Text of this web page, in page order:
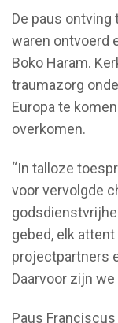
De paus ontving
waren ontvoerd
Boko Haram.
traumazorg
Europa te
overkomen.
“In talloze
voor vervolgde
gebed, elk
projectpartners
Daarvoor zijn we
Paus